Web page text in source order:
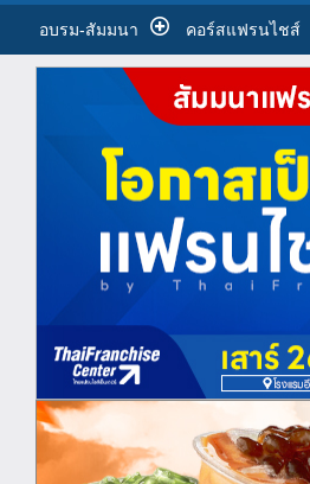
อบรม-สัมมนา คอร์สแฟรนไชส์